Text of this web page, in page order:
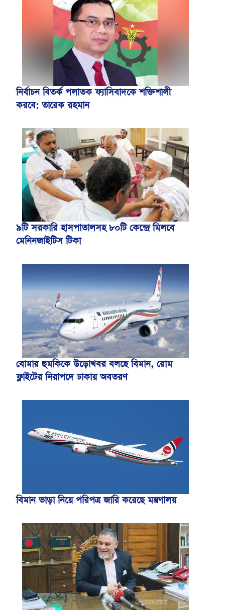
নির্বাচন বিতর্ক পলাতক ফ্যাসিবাদকে শক্তিশালী
করবে: তারেক রহমান
৯টি সরকারি হাসপাতালসহ ৮০টি কেন্দ্রে মিলবে
মেনিনজাইটিস টিকা
বোমার হুমকিকে উড়োখবর বলছে বিমান, রোম
ফ্লাইটের নিরাপদে ঢাকায় অবতরণ
বিমান ভাড়া নিয়ে পরিপত্র জারি করেছে মন্ত্রণালয়